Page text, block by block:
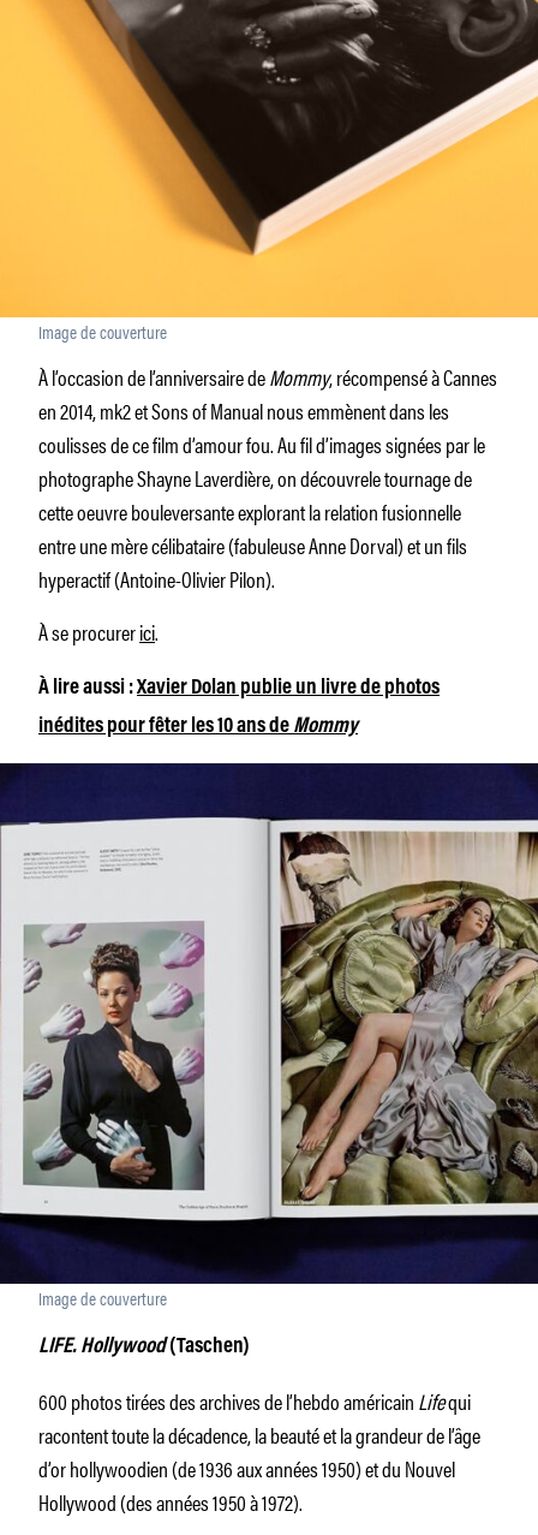
Image de couverture
À l’occasion de l’anniversaire deMommy, récompensé à Cannes
en 2014, mk2 et Sons of Manual nous emmènent dans les
coulisses de ce film d’amour fou. Au fil d’images signées par le
photographe Shayne Laverdière, on découvrele tournage de
cette oeuvre bouleversante explorant la relation fusionnelle
entre une mère célibataire (fabuleuse Anne Dorval) et un fils
hyperactif (Antoine-Olivier Pilon).
À se procurerici.
À lire aussi :Xavier Dolan publie un livre de photos
inédites pour fêter les 10 ans de Mommy
Image de couverture
LIFE. Hollywood(Taschen)
600 photos tirées des archives de l’hebdo américainLifequi
racontent toute la décadence, la beauté et la grandeur de l’âge
d’or hollywoodien (de 1936 aux années 1950) et du Nouvel
Hollywood (des années 1950 à 1972).